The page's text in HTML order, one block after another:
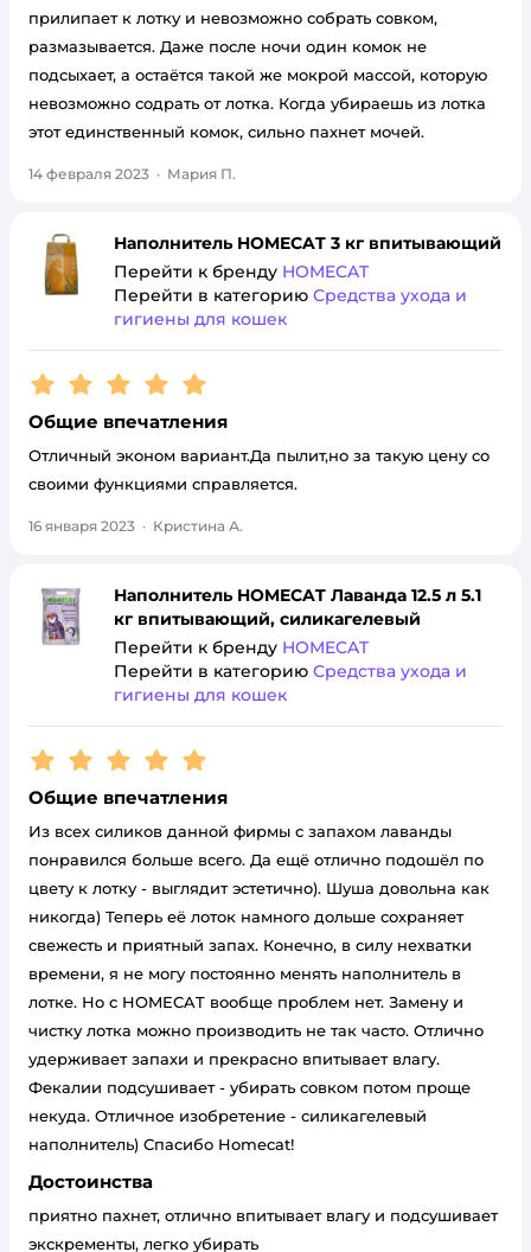
прилипает к лотку и невозможно собрать совком,
размазывается. Даже после ночи один комок не
подсыхает, а остаётся такой же мокрой массой, которую
невозможно содрать от лотка. Когда убираешь из лотка
этот единственный комок, сильно пахнет мочей.
14 февраля 2023 · Мария П.
Наполнитель HOMECAT 3 кг впитывающий
Перейти к бренду HOMECAT
Перейти в категорию Средства ухода и
гигиены для кошек
Рейтинг:5
Общие впечатления
Отличный эконом вариант.Да пылит,но за такую цену со
своими функциями справляется.
16 января 2023 · Кристина А.
Наполнитель HOMECAT Лаванда 12.5 л 5.1
кг впитывающий, силикагелевый
Перейти к бренду HOMECAT
Перейти в категорию Средства ухода и
гигиены для кошек
Рейтинг:5
Общие впечатления
Из всех силиков данной фирмы с запахом лаванды
понравился больше всего. Да ещё отлично подошёл по
цвету к лотку - выглядит эстетично). Шуша довольна как
никогда) Теперь её лоток намного дольше сохраняет
свежесть и приятный запах. Конечно, в силу нехватки
времени, я не могу постоянно менять наполнитель в
лотке. Но с HOMECAT вообще проблем нет. Замену и
чистку лотка можно производить не так часто. Отлично
удерживает запахи и прекрасно впитывает влагу.
Фекалии подсушивает - убирать совком потом проще
некуда. Отличное изобретение - силикагелевый
наполнитель) Спасибо Homecat!
Достоинства
приятно пахнет, отлично впитывает влагу и подсушивает
экскременты, легко убирать